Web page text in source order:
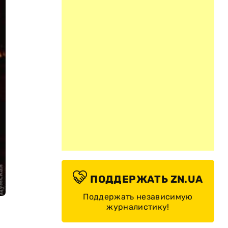
ПОДДЕРЖАТЬ ZN.UA
Поддержать независимую
журналистику!